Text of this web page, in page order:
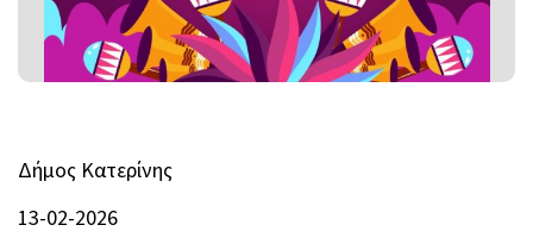
Δήμος Κατερίνης
13-02-2026